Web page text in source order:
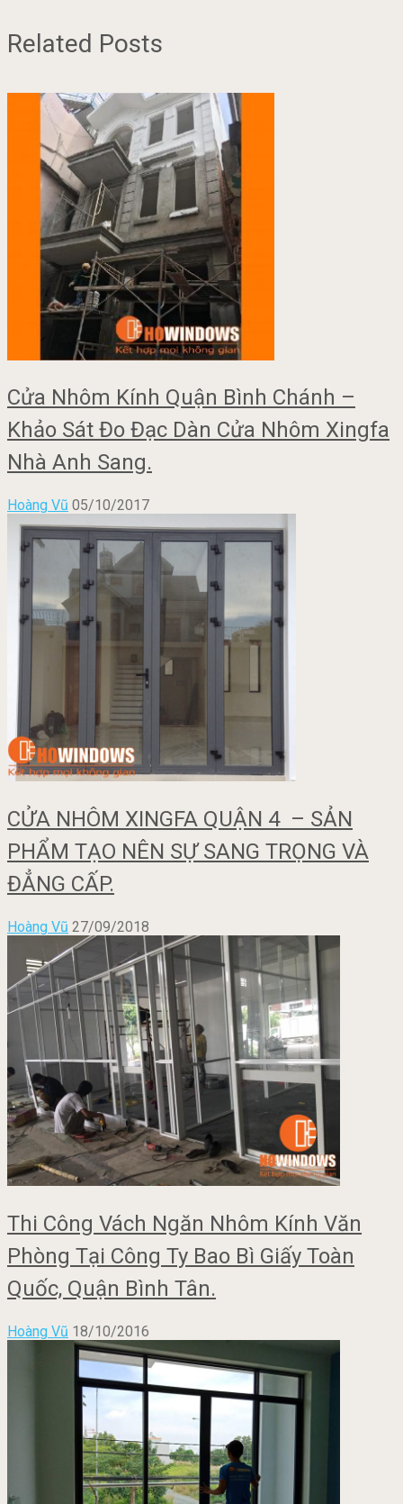
Related Posts
Cửa Nhôm Kính Quận Bình Chánh –
Khảo Sát Đo Đạc Dàn Cửa Nhôm Xingfa
Nhà Anh Sang.
Hoàng Vũ 05/10/2017
CỬA NHÔM XINGFA QUẬN 4 – SẢN
PHẨM TẠO NÊN SỰ SANG TRỌNG VÀ
ĐẲNG CẤP.
Hoàng Vũ 27/09/2018
Thi Công Vách Ngăn Nhôm Kính Văn
Phòng Tại Công Ty Bao Bì Giấy Toàn
Quốc, Quận Bình Tân.
Hoàng Vũ 18/10/2016